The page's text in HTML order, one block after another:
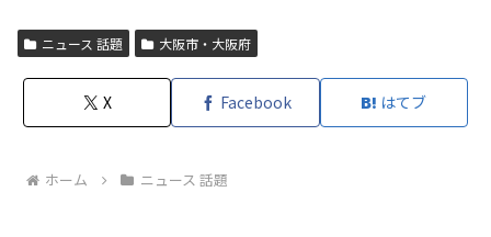
ニュース 話題 大阪市・大阪府
X Facebook はてブ
ホーム ニュース 話題